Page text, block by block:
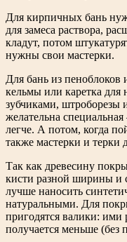
Для кирпичных бань
для замеса раствора,
кладут, потом
нужны свои мастерки.
Для бань из
кельмы или каретка для
зубчиками, штроборезы
желательна
легче. А потом, когда
также мастерки и терки
Так как древесину
кисти разной ширины и
лучше наносить
натуральными. Для
пригодятся валики: ими
получается меньше (без